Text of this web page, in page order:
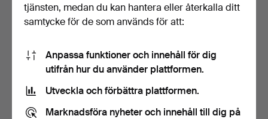
Bevaka sökning
Du kan också söka i vårt arkiv med avslutade auktioner
tjänsten, medan du kan hantera eller återkalla ditt
samtycke för de som används för att:
Anpassa funktioner och innehåll för dig
utifrån hur du använder plattformen.
Utveckla och förbättra plattformen.
Marknadsföra nyheter och innehåll till dig på